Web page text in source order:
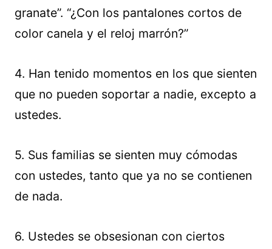
granate”. “¿Con los pantalones cortos de
color canela y el reloj marrón?”
4. Han tenido momentos en los que sienten
que no pueden soportar a nadie, excepto a
ustedes.
5. Sus familias se sienten muy cómodas
con ustedes, tanto que ya no se contienen
de nada.
6. Ustedes se obsesionan con ciertos